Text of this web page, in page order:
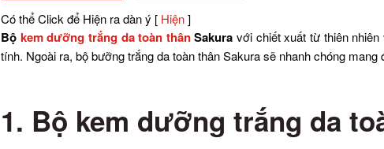
Có thể Click để Hiện ra dàn ý [ Hiện]
Bộ kem dưỡng trắng da toàn thânSakura với chiết xuất từ thiên
tính. Ngoài ra, bộ bưỡng trắng da toàn thân Sakura sẽ nhanh chóng
1. Bộ kem dưỡng trắng da